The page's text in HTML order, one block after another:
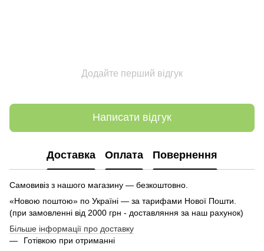
Додайте перший відгук
Написати відгук
Доставка Оплата Повернення
Самовивіз з нашого магазину — безкоштовно.
«Новою поштою» по Україні — за тарифами Нової Пошти.
(при замовленні від 2000 грн - доставляння за наш рахунок)
Більше інформації про доставку
Готівкою при отриманні